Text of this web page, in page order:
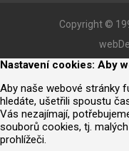
Copyright ©
Nastavení cookies: Aby
Aby naše webové stránky
hledáte, ušetřili spoustu
Vás nezajímají,
souborů cookies, tj.
prohlížeči.